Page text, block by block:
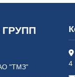
"ТМЗ"
4